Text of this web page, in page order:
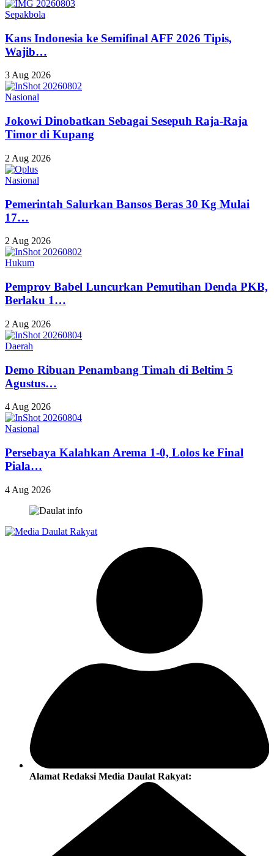
Sepakbola
Kans Indonesia ke Semifinal AFF 2026 Tipis,
Wajib…
3 Aug 2026
Nasional
Jokowi Dinobatkan Sebagai Sesepuh Raja-Raja
Timor di Kupang
2 Aug 2026
Nasional
Pemerintah Salurkan Bansos Beras 30 Kg Mulai
17…
2 Aug 2026
Hukum
Pemprov Babel Luncurkan Pemutihan Denda PKB,
Berlaku 1…
2 Aug 2026
Daerah
Demo Ribuan Penambang Timah di Beltim 5
Agustus…
4 Aug 2026
Nasional
Persebaya Kalahkan Arema 1-0, Lolos ke Final
Piala…
4 Aug 2026
Alamat Redaksi Media Daulat Rakyat: